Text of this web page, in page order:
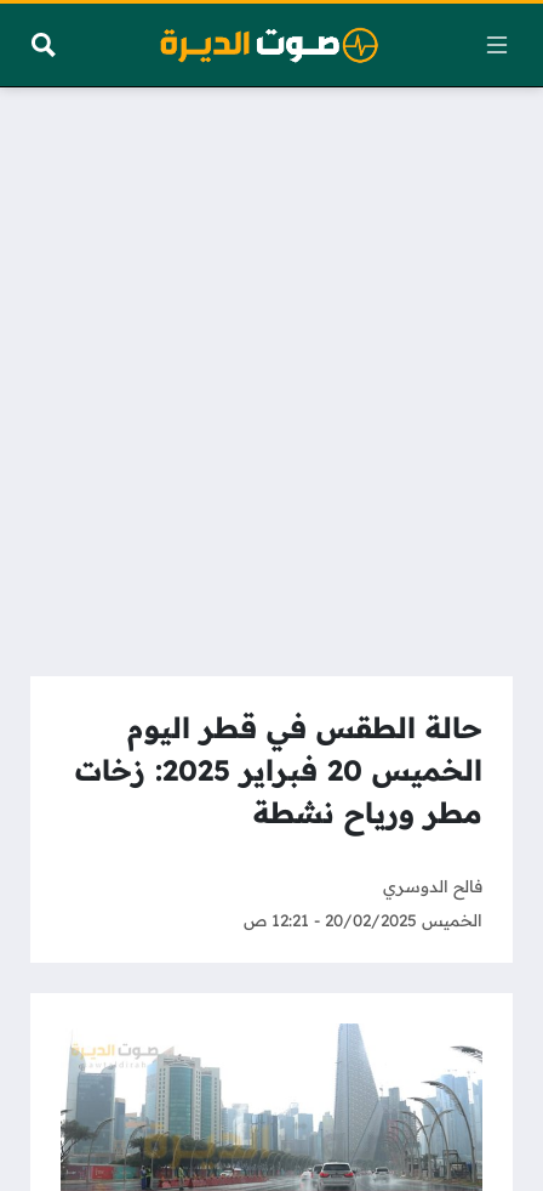
حالة الطقس في قطر اليوم
الخميس 20 فبراير 2025: زخات
مطر ورياح نشطة
فالح الدوسري
الخميس 20/02/2025 - 12:21 ص